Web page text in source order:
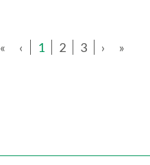
« ‹ 1 2 3 › »